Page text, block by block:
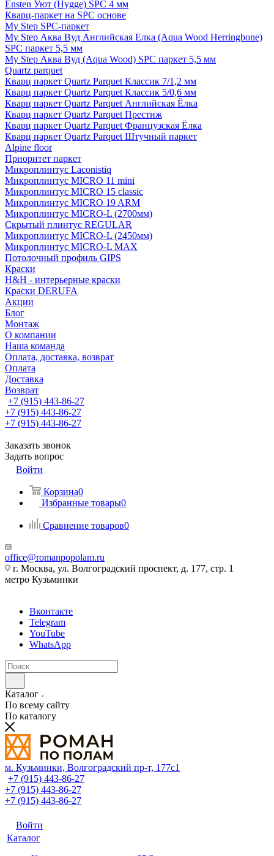
Ensten Уют (Hygge) SPC 4 мм
Кварц-паркет на SPC основе
My Step SPC-паркет
My Step Аква Вуд Английская Елка (Aqua Wood Herringbone)
SPC паркет 5,5 мм
My Step Аква Вуд (Aqua Wood) SPC паркет 5,5 мм
Quartz parquet
Кварц паркет Quartz Parquet Классик 7/1,2 мм
Кварц паркет Quartz Parquet Классик 5/0,6 мм
Кварц паркет Quartz Parquet Английская Ёлка
Кварц паркет Quartz Parquet Престиж
Кварц паркет Quartz Parquet Французская Ёлка
Кварц паркет Quartz Parquet Штучный паркет
Alpine floor
Приоритет паркет
Микроплинтус Laconistiq
Микроплинтус MICRO 11 mini
Микроплинтус MICRO 15 classic
Микроплинтус MICRO 19 ARM
Микроплинтус MICRO-L (2700мм)
Скрытый плинтус REGULAR
Микроплинтус MICRO-L (2450мм)
Микроплинтус MICRO-L MAX
Потолочный профиль GIPS
Краски
H&H - интерьерные краски
Краски DERUFA
Акции
Блог
Монтаж
О компании
Наша команда
Оплата, доставка, возврат
Оплата
Доставка
Возврат
+7 (915) 443-86-27
+7 (915) 443-86-27
+7 (915) 443-86-27
Заказать звонок
Задать вопрос
Войти
Корзина0
Избранные товары0
Сравнение товаров0
office@romanpopolam.ru
г. Москва, ул. Волгоградский проспект, д. 177, стр. 1
метро Кузьминки
Вконтакте
Telegram
YouTube
WhatsApp
Каталог
По всему сайту
По каталогу
м. Кузьминки, Волгоградский пр‑т, 177с1
+7 (915) 443-86-27
+7 (915) 443-86-27
+7 (915) 443-86-27
Войти
Каталог